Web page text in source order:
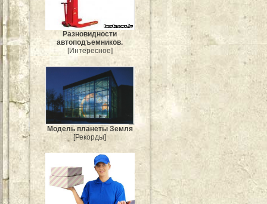
Разновидности
автоподъемников.
[Интересное]
Модель планеты Земля
[Рекорды]